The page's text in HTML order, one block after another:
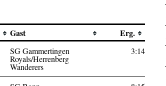
Gast Erg.
SG Gammertingen
Royals/Herrenberg
Wanderers
3:14